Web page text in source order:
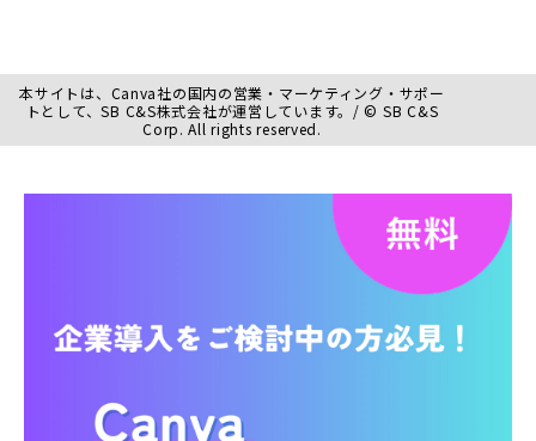
本サイトは、Canva社の国内の営業・マーケティング・サポー
トとして、SB C&S株式会社が運営しています。/ © SB C&S
Corp. All rights reserved.